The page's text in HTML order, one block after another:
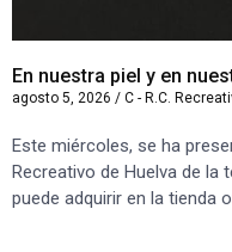
En nuestra piel y en
agosto 5, 2026 / C - R.C.
Este miércoles, se ha
Recreativo de Huelva de la
puede adquirir en la tienda